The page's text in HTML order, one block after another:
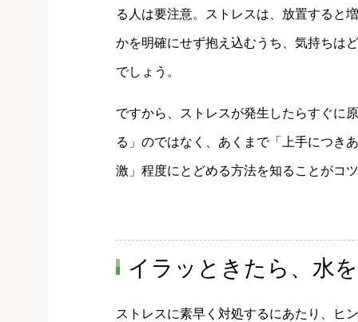
る人は要注意。ストレスは、放置すると
かを明確にせず抱え込むうち、気持ちは
でしょう。
ですから、ストレスが発生したらすぐに
る」のではなく、あくまで「上手につき
激」程度にとどめる方法を知ることがコ
イラッときたら、水
ストレスに素早く対処するにあたり、ヒ